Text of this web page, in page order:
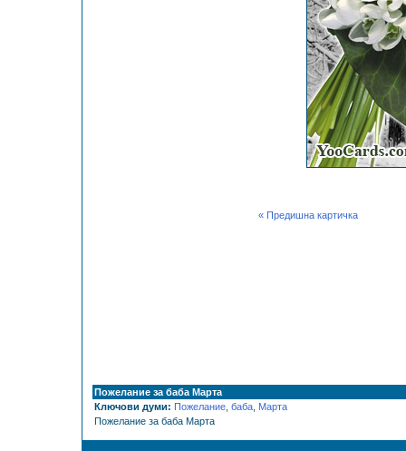
« Предишна картичка
Пожелание за баба Марта
Ключови думи: Пожелание баба Марта
Пожелание за баба Марта